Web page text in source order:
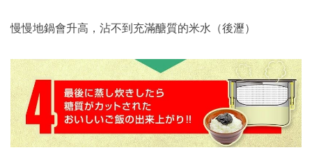
慢慢地鍋會升高，沾不到充滿醣質的米水（後瀝）